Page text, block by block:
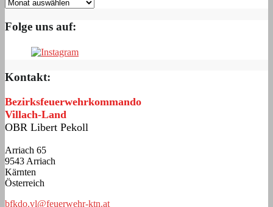
Folge uns auf:
Kontakt:
Bezirksfeuerwehrkommando
Villach-Land
OBR Libert Pekoll
Arriach 65
9543 Arriach
Kärnten
Österreich
bfkdo.vl@feuerwehr-ktn.at